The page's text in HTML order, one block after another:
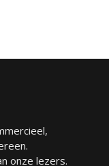
onze lezers.